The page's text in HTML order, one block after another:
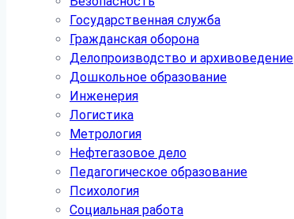
Государственная служба
Гражданская оборона
Делопроизводство и архивоведение
Дошкольное образование
Инженерия
Логистика
Метрология
Нефтегазовое дело
Педагогическое образование
Психология
Социальная работа